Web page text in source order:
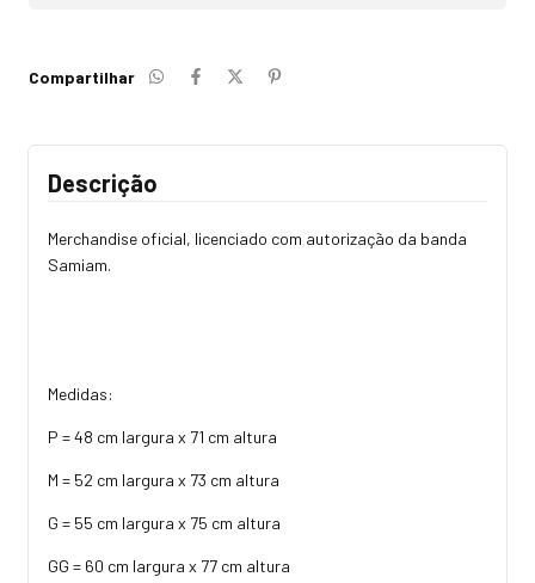
Compartilhar
Descrição
Merchandise oficial, licenciado com autorização da banda
Samiam.
Medidas:
P = 48 cm largura x 71 cm altura
M = 52 cm largura x 73 cm altura
G = 55 cm largura x 75 cm altura
GG = 60 cm largura x 77 cm altura